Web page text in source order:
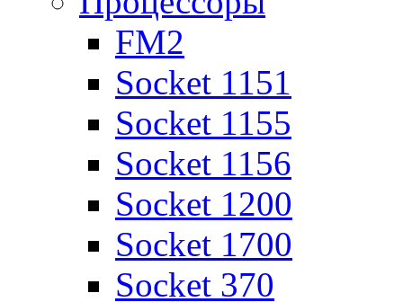
FM2
Socket 1151
Socket 1155
Socket 1156
Socket 1200
Socket 1700
Socket 370